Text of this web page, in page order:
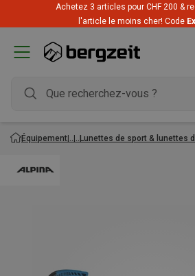
Prix imbattables ! Jusqu'à -60 %
Achetez 3 articles pour CHF 200 &
l'article le moins cher! Code
Équipement Lunettes de sport & lunettes